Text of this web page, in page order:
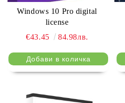
Windows 10 Pro digital
license
€43.45
84.98лв.